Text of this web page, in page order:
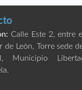
Calle Este 2, entre
de León, Torre sede
Municipio